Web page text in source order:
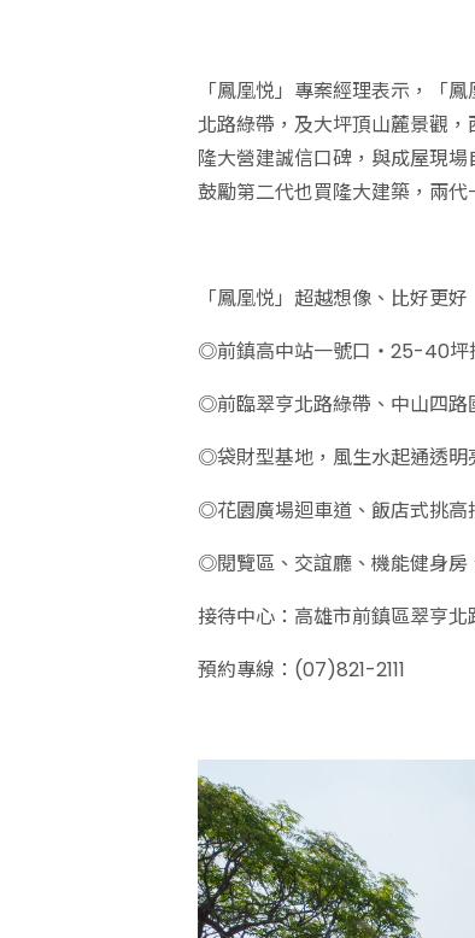
「鳳凰悦」專案經理表示，「
北路綠帶，及大坪頂山麓景觀
隆大營建誠信口碑，與成屋現
鼓勵第二代也買隆大建築，兩
「鳳凰悦」超越想像、比好更好
◎前鎮高中站一號口‧25-40坪
◎前臨翠亨北路綠帶、中山四路
◎袋財型基地，風生水起通透明
◎花園廣場迴車道、飯店式挑高
◎閱覽區、交誼廳、機能健身房
接待中心：高雄市前鎮區翠亨北
預約專線：(07)821-2111